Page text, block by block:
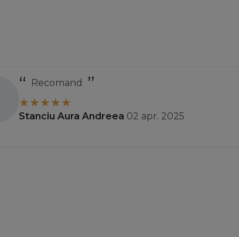
Recomand
Stanciu Aura Andreea 02 apr. 2025